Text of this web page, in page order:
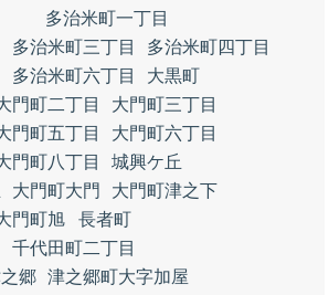
多治米町一丁目
多治米町三丁目
多治米町四丁目
多治米町六丁目
大黒町
門町二丁目
大門町三丁目
門町五丁目
大門町六丁目
門町八丁目
城興ケ丘
大門町大門
大門町津之下
門町旭
長者町
千代田町二丁目
郷 津之郷町大字加屋